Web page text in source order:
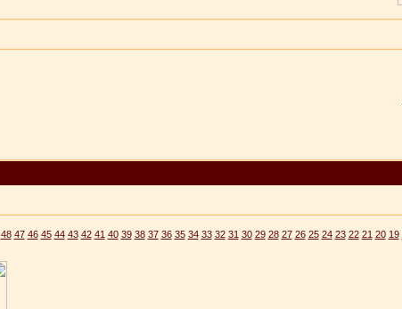
19
20
21
22
23
24
25
26
27
28
29
30
31
32
33
34
35
36
37
38
39
40
41
42
43
44
45
46
47
48